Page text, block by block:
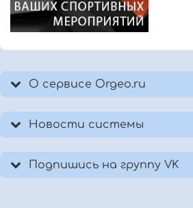
О сервисе Orgeo.ru
Новости системы
Подпишись на группу VK